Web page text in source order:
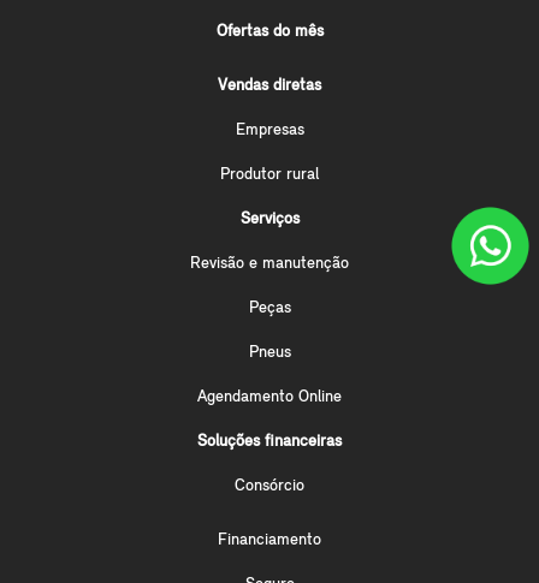
Ofertas do mês
Vendas diretas
Empresas
Produtor rural
Serviços
Revisão e manutenção
Peças
Pneus
Agendamento Online
Soluções financeiras
Consórcio
Financiamento